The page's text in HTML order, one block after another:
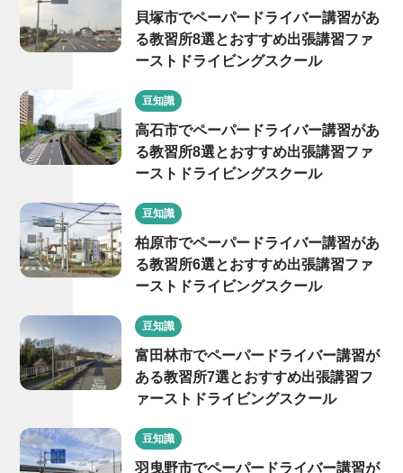
貝塚市でペーパードライバー講習があ
る教習所8選とおすすめ出張講習ファ
ーストドライビングスクール
豆知識
高石市でペーパードライバー講習があ
る教習所8選とおすすめ出張講習ファ
ーストドライビングスクール
豆知識
柏原市でペーパードライバー講習があ
る教習所6選とおすすめ出張講習ファ
ーストドライビングスクール
豆知識
富田林市でペーパードライバー講習が
ある教習所7選とおすすめ出張講習フ
ァーストドライビングスクール
豆知識
羽曳野市でペーパードライバー講習が